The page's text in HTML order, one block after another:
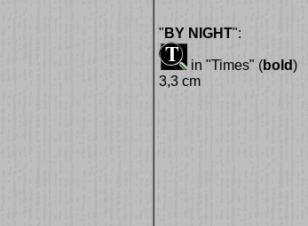
" BY NIGHT":
in "Times" (bold)
3,3 cm